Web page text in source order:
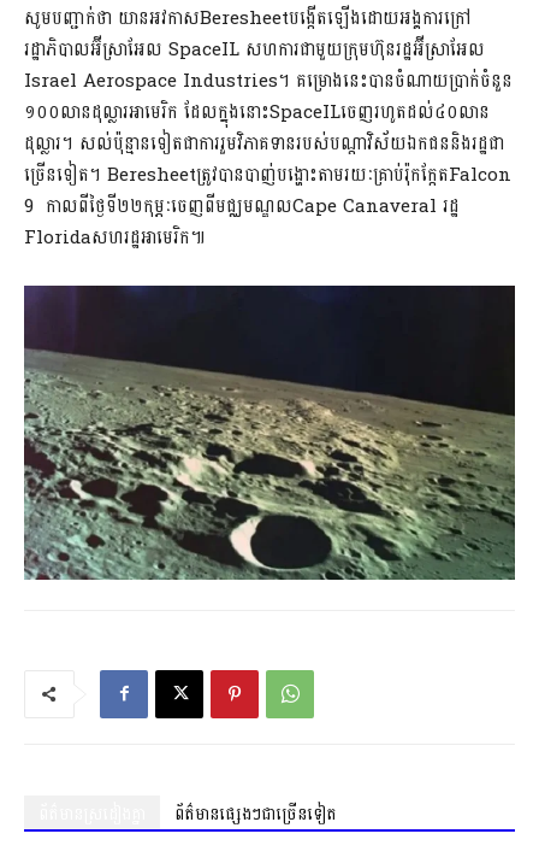
​សូមបញ្ជាក់ថា យាន​អវកាស​Beresheet​បង្កើតឡើង​ដោយ​អង្គការក្រៅ
រដ្ឋាភិបាល​អ៊ីស្រាអែល SpaceIL សហការ​ជាមួយ​ក្រុមហ៊ុន​រដ្ឋ​អ៊ីស្រាអែល
Israel Aerospace Industries​។ គម្រោង​នេះ​បាន​ចំណាយ​ប្រាក់​ចំនួន​
១០០​លាន​ដុល្លារ​អាមេរិក ដែល​ក្នុងនោះ​SpaceIL​ចេញ​រហូតដល់​៤០​លាន​
ដុល្លារ​។ សល់​ប៉ុន្មាន​ទៀត​ជា​ការរួមវិភាគទានរ​បស់​បណ្ដា​វិស័យ​ឯកជន​និង​រដ្ឋ​ជា
ច្រើន​ទៀត​។ Beresheet​ត្រូវបាន​បាញ់​បង្ហោះ​តាមរយៈ​គ្រាប់​រ៉ុក​ក្កែ​ត​Falcon
9 កាលពី​ថ្ងៃទី​២២​កុម្ភៈ​ចេញពី​មជ្ឈមណ្ឌល​Cape Canaveral រដ្ឋ​
Florida​សហរដ្ឋអាមេរិក​៕
ព័ត៌មានផ្សេងៗជាច្រើនទៀត